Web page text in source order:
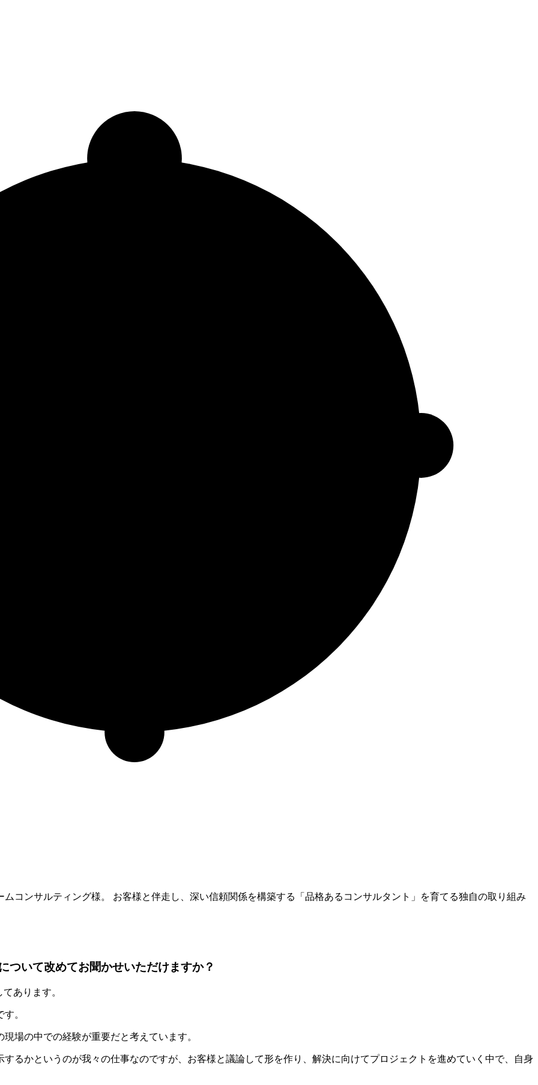
コンサルティング様。 お客様と伴走し、深い信頼関係を構築する「品格あるコンサルタント」を育てる独自の取り組み
いて改めてお聞かせいただけますか？
あります。
。
場の中での経験が重要だと考えています。
るかというのが我々の仕事なのですが、お客様と議論して形を作り、解決に向けてプロジェクトを進めていく中で、自身